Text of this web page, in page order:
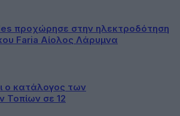
προχώρησε στην ηλεκτροδότηση
Faria Αίολος Λάρυμνα
ο κατάλογος των
Τοπίων σε 12